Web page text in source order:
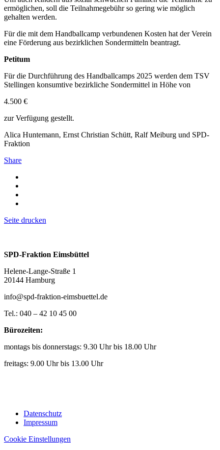
ermöglichen, soll die Teilnahmegebühr so gering wie möglich
gehalten werden.
Für die mit dem Handballcamp verbundenen Kosten hat der Verein
eine Förderung aus bezirklichen Sondermitteln beantragt.
Petitum
Für die Durchführung des Handballcamps 2025 werden dem TSV
Stellingen konsumtive bezirkliche Sondermittel in Höhe von
4.500 €
zur Verfügung gestellt.
Alica Huntemann, Ernst Christian Schütt, Ralf Meiburg und SPD-
Fraktion
Share
Seite drucken
SPD-Fraktion Eimsbüttel
Helene-Lange-Straße 1
20144 Hamburg
info@spd-fraktion-eimsbuettel.de
Tel.: 040 – 42 10 45 00
Bürozeiten:
montags bis donnerstags: 9.30 Uhr bis 18.00 Uhr
freitags: 9.00 Uhr bis 13.00 Uhr
Datenschutz
Impressum
Cookie Einstellungen